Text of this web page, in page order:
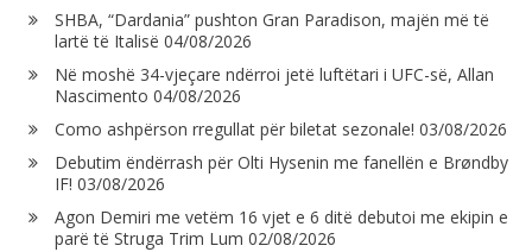
SHBA, “Dardania” pushton Gran Paradison, majën më të
lartë të Italisë 04/08/2026
Në moshë 34-vjeçare ndërroi jetë luftëtari i UFC-së, Allan
Nascimento 04/08/2026
Como ashpërson rregullat për biletat sezonale! 03/08/2026
Debutim ëndërrash për Olti Hysenin me fanellën e Brøndby
IF! 03/08/2026
Agon Demiri me vetëm 16 vjet e 6 ditë debutoi me ekipin e
parë të Struga Trim Lum 02/08/2026